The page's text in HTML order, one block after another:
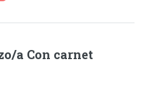
a Con carnet